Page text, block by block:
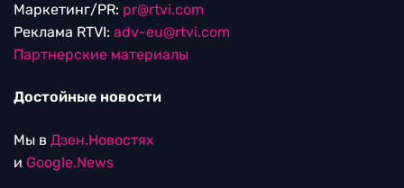
Маркетинг/PR: pr@rtvi.com
Реклама RTVI: adv-eu@rtvi.com
Партнерские материалы
Достойные новости
Мы в Дзен.Новостях
и Google.News